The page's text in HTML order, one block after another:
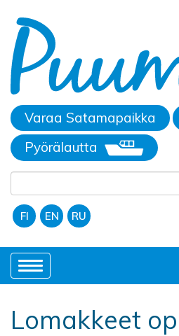
Varaa Satamapaikka
Pyörälautta
FI EN RU
Toggle
navigation
Lomakkeet